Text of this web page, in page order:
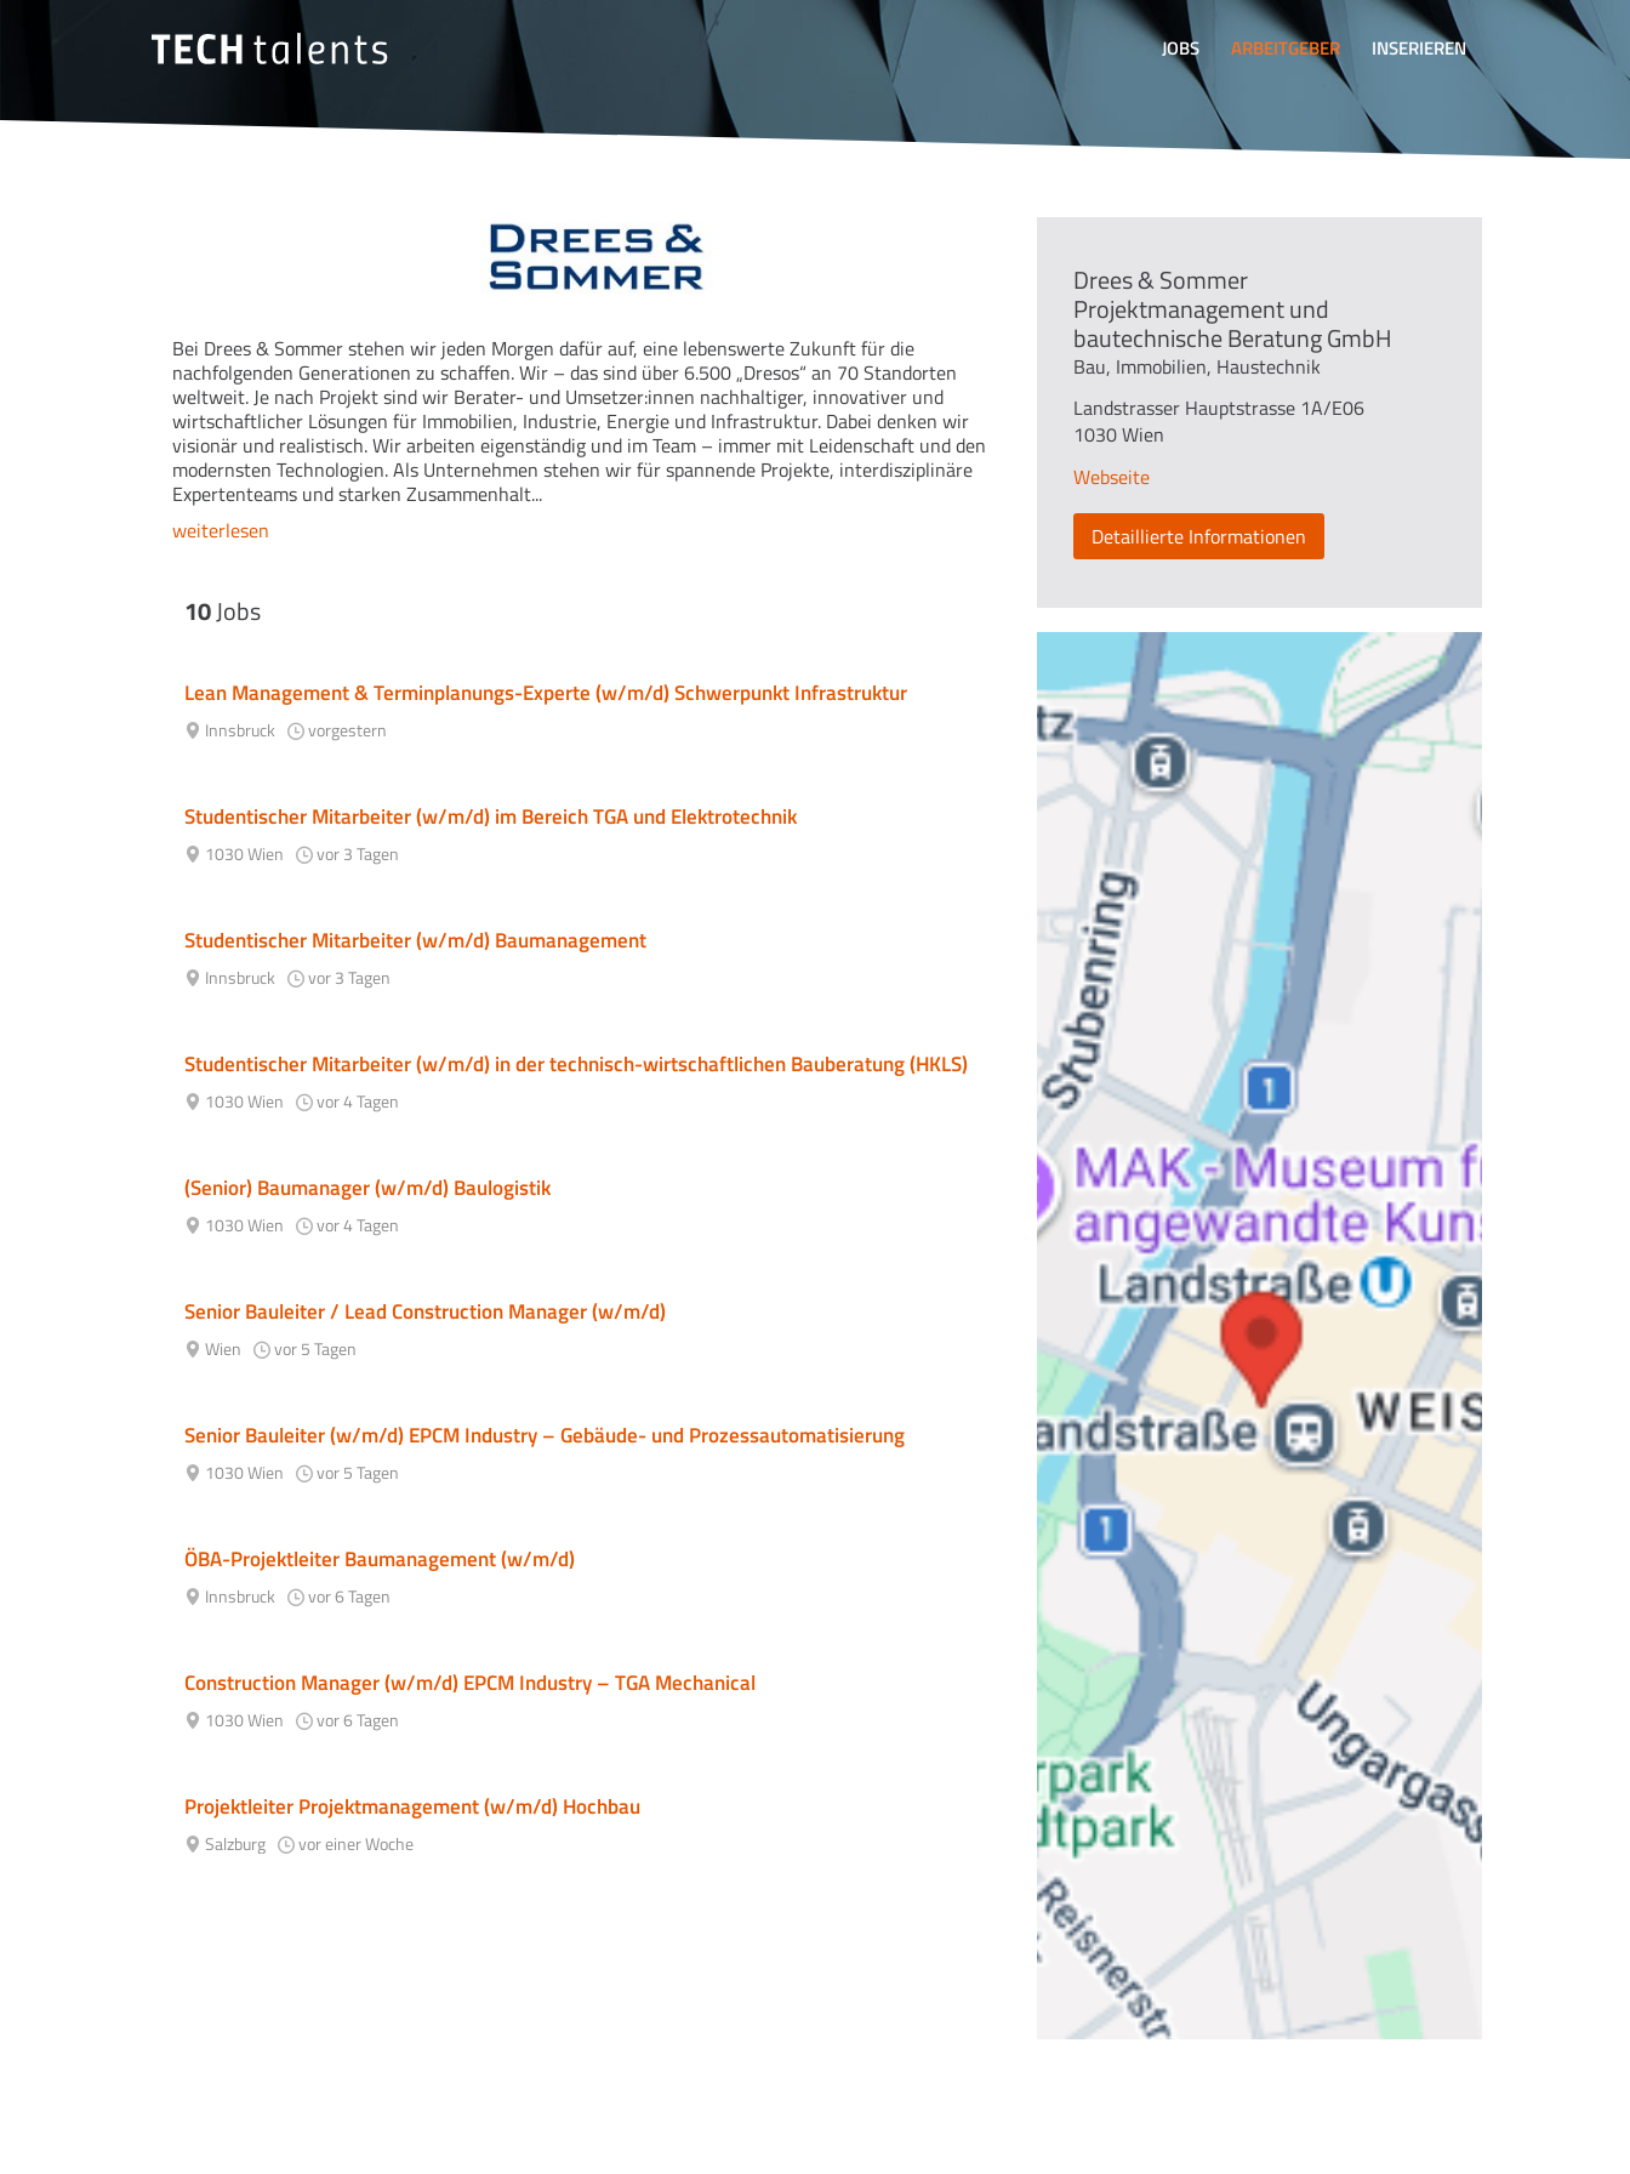
JOBS ARBEITGEBER INSERIEREN
Bei Drees & Sommer stehen wir jeden Morgen dafür auf, eine lebenswerte Zukunft für die
nachfolgenden Generationen zu schaffen. Wir – das sind über 6.500 „Dresos“ an 70 Standorten
weltweit. Je nach Projekt sind wir Berater- und Umsetzer:innen nachhaltiger, innovativer und
wirtschaftlicher Lösungen für Immobilien, Industrie, Energie und Infrastruktur. Dabei denken wir
visionär und realistisch. Wir arbeiten eigenständig und im Team – immer mit Leidenschaft und den
modernsten Technologien. Als Unternehmen stehen wir für spannende Projekte, interdisziplinäre
Expertenteams und starken Zusammenhalt...
weiterlesen
10Jobs
Lean Management & Terminplanungs-Experte (w/m/d) Schwerpunkt Infrastruktur
Innsbruck vorgestern
Studentischer Mitarbeiter (w/m/d) im Bereich TGA und Elektrotechnik
1030 Wien vor 3 Tagen
Studentischer Mitarbeiter (w/m/d) Baumanagement
Innsbruck vor 3 Tagen
Studentischer Mitarbeiter (w/m/d) in der technisch-wirtschaftlichen Bauberatung (HKLS)
1030 Wien vor 4 Tagen
(Senior) Baumanager (w/m/d) Baulogistik
1030 Wien vor 4 Tagen
Senior Bauleiter / Lead Construction Manager (w/m/d)
Wien vor 5 Tagen
Senior Bauleiter (w/m/d) EPCM Industry – Gebäude- und Prozessautomatisierung
1030 Wien vor 5 Tagen
ÖBA-Projektleiter Baumanagement (w/m/d)
Innsbruck vor 6 Tagen
Construction Manager (w/m/d) EPCM Industry – TGA Mechanical
1030 Wien vor 6 Tagen
Projektleiter Projektmanagement (w/m/d) Hochbau
Salzburg vor einer Woche
Drees & Sommer
Projektmanagement und
bautechnische Beratung GmbH
Bau, Immobilien, Haustechnik
Landstrasser Hauptstrasse 1A/E06
1030 Wien
Webseite
Detaillierte Informationen